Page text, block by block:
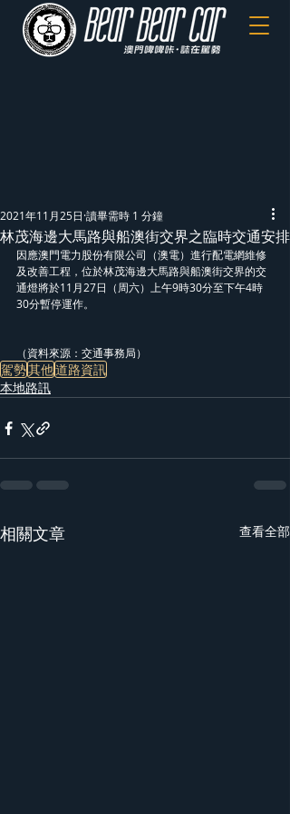
林茂海邊大馬路與船澳街交界之臨時交通安排
2021年11月25日 讀畢需時 1 分鐘
因應澳門電力股份有限公司（澳電）進行配電網維修
及改善工程，位於林茂海邊大馬路與船澳街交界的交
通燈將於11月27日（周六）上午9時30分至下午4時
30分暫停運作。
（資料來源：交通事務局）
駕勢其他道路資訊
本地路訊
相關文章 查看全部